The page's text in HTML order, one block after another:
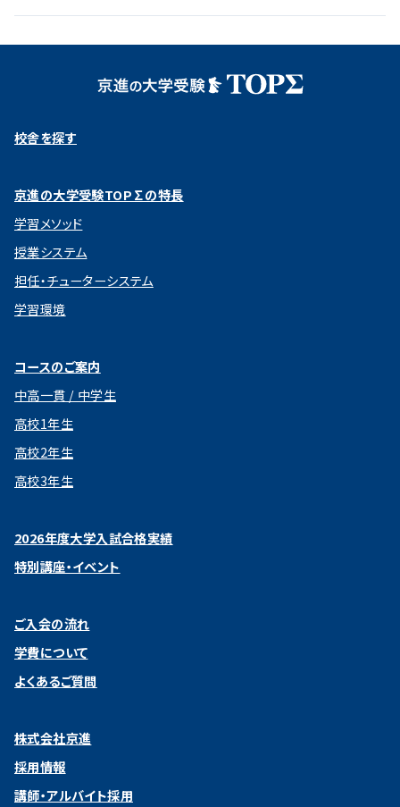
校舎を探す
京進の大学受験TOP∑の特長
学習メソッド
授業システム
担任・チューターシステム
学習環境
コースのご案内
中高一貫 / 中学生
高校1年生
高校2年生
高校3年生
2026年度大学入試合格実績
特別講座・イベント
ご入会の流れ
学費について
よくあるご質問
株式会社京進
採用情報
講師・アルバイト採用